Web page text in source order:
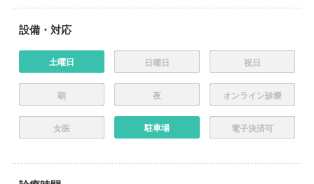
設備・対応
土曜日 日曜日 祝日
朝 夜 オンライン診療
女医 駐車場 電子決済可